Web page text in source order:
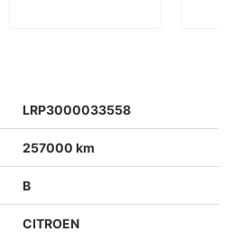
LRP3000033558
257000 km
B
CITROEN